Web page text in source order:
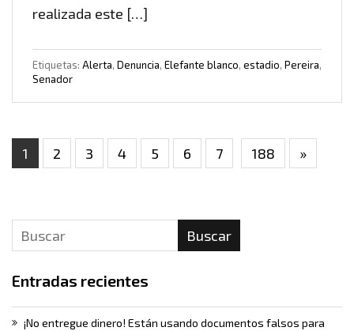
realizada este […]
Etiquetas: Alerta, Denuncia, Elefante blanco, estadio, Pereira,
Senador
1 2 3 4 5 6 7 188 »
Buscar
Entradas recientes
¡No entregue dinero! Están usando documentos falsos para